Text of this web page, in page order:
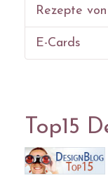
Rezepte
E-Cards
Top15